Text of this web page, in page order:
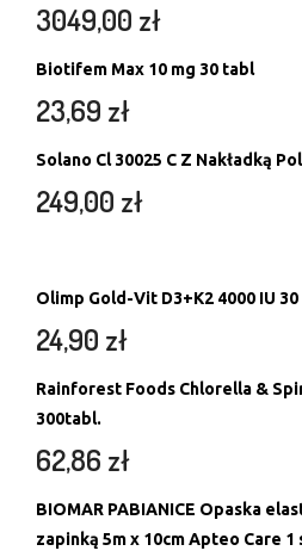
3049,00 zł
Biotifem Max 10 mg 30 tabl
23,69 zł
Solano Cl 30025 C Z Nakładką
249,00 zł
Olimp Gold-Vit D3+K2 4000 IU 30
24,90 zł
Rainforest Foods Chlorella &
300tabl.
62,86 zł
BIOMAR PABIANICE Opaska
zapinką 5m x 10cm Apteo Care 1